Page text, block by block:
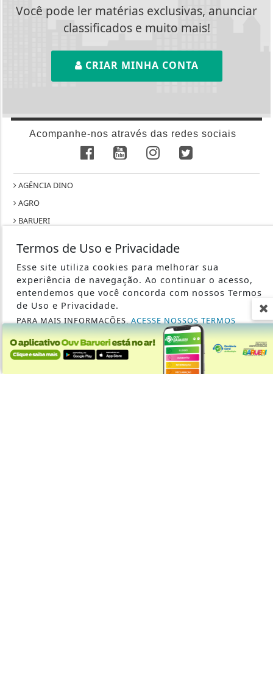
Você pode ler matérias exclusivas, anunciar
classificados e muito mais!
CRIAR MINHA CONTA
Acompanhe-nos através das redes sociais
AGÊNCIA DINO
AGRO
BARUERI
CIDADES
CONTEÚDO PATROCINADO
CULTURA
DIREITOS HUMANOS
ECONOMIA
EDUCAÇÃO
ENTRETENIMENTO
Termos de Uso e Privacidade
Esse site utiliza cookies para melhorar sua
experiência de navegação. Ao continuar o acesso,
entendemos que você concorda com nossos Termos
de Uso e Privacidade.
PARA MAIS INFORMAÇÕES,ACESSE NOSSOS TERMOS
CLICANDO AQUI
PROSSEGUIR